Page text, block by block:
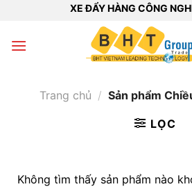
nội
XE ĐẨY HÀNG CÔNG
Trang chủ / Sản phẩm
LỌC
Không tìm thấy sản phẩm nào